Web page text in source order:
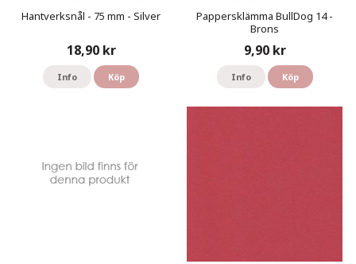
Hantverksnål - 75 mm - Silver
18,90 kr
Info Köp
Pappersklämma BullDog 14 -
Brons
9,90 kr
Info Köp